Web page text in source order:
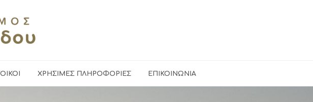
ΧΡΉΣΙΜΕΣ ΠΛΗΡΟΦΟΡΊΕΣ ΕΠΙΚΟΙΝΩΝΊΑ